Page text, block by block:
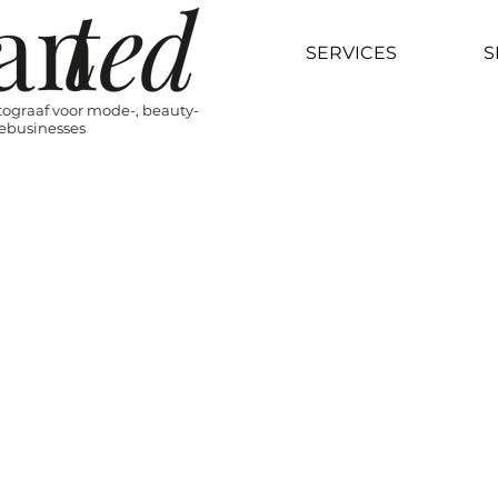
SERVICES
voor mode-, beauty-